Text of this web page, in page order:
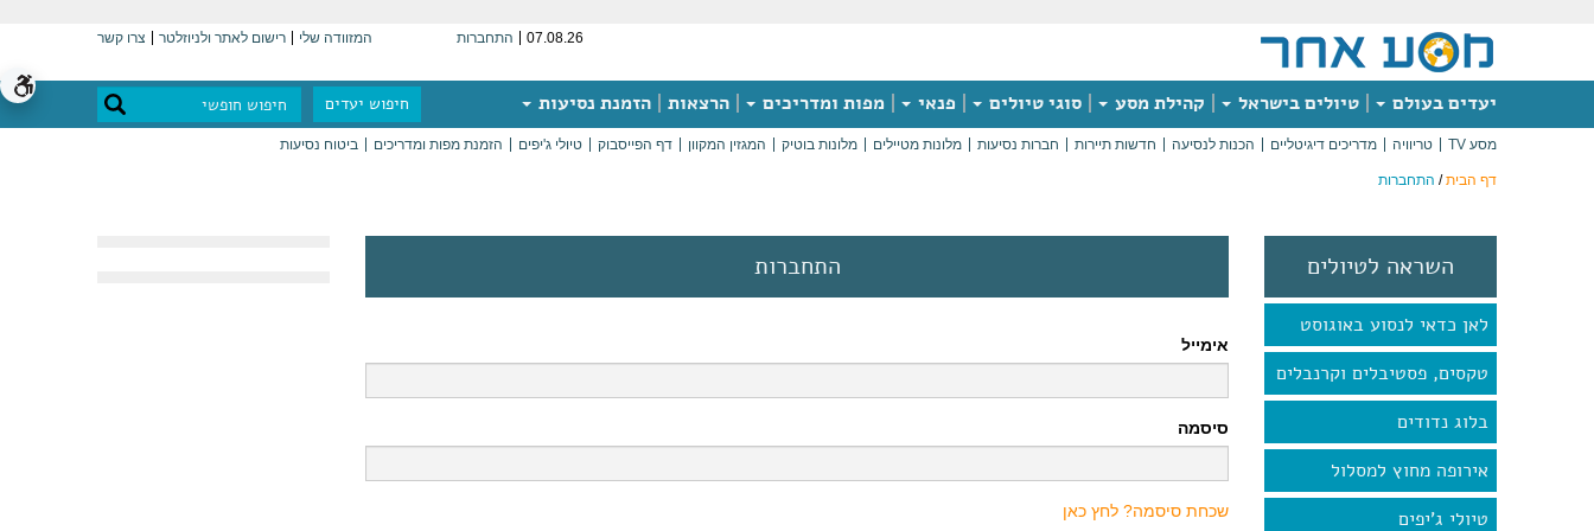
07.08.26 התחברות המזוודה שלי רישום לאתר ולניוזלטר צרו קשר
יעדים בעולם טיולים בישראל קהילת מסע סוגי טיולים פנאי מפות ומדריכים הרצאות הזמנת נסיעות חיפוש יעדים
מסע TV טריוויה מדריכים דיגיטליים הכנות לנסיעה חדשות תיירות חברות נסיעות מלונות מטיילים מלונות בוטיק המגזין המקוון דף הפייסבוק טיולי ג'יפים הזמנת מפות ומדריכים ביטוח נסיעות
דף הבית/ התחברות
השראה לטיולים
לאן כדאי לנסוע באוגוסט
טקסים, פסטיבלים וקרנבלים
בלוג נדודים
אירופה מחוץ למסלול
טיולי ג'יפים
התחברות
אימייל
סיסמה
שכחת סיסמה? לחץ כאן